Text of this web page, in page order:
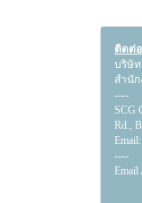
ติดต่อ
บริษัท
สำนั
----
SCG
Rd.,
Email:
----
Email